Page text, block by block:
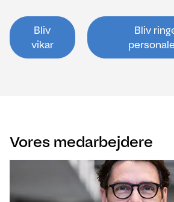
Bliv
vikar
Bliv
Vores medarbejdere